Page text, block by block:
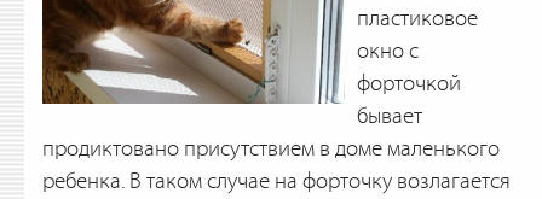
пластиковое
окно с
форточкой
бывает
продиктовано присутствием в доме маленького
ребенка. В таком случае на форточку возлагается